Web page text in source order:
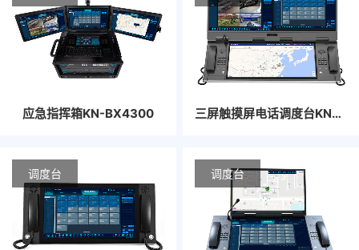
应急指挥箱KN-BX4300 三屏触摸屏电话调度台​KN-238IPS-L3P
调度台 调度台